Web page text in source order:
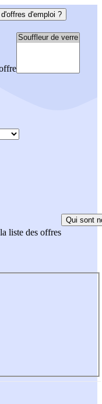
d'emploi ?
liste des offres
Qui sont